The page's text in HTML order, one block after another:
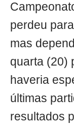
perdeu
mas
quarta (20)
haveria
últimas
resultados